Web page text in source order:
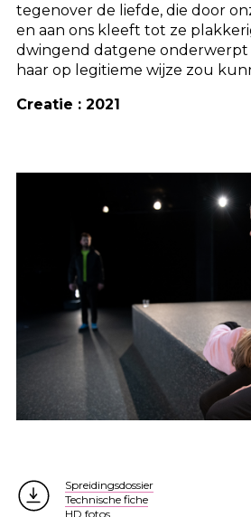
tegenover de liefde, die door
en aan ons kleeft tot ze
dwingend datgene
haar op legitieme wijze zou
Creatie : 2021
Spreidingsdossier
Technische fiche
HD fotos